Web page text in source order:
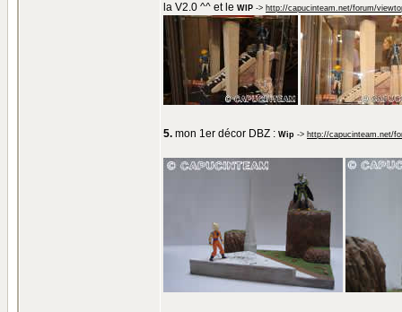
la V2.0 ^^ et le WIP -> http://capucinteam.net/forum/
5. mon 1er décor DBZ : Wip -> http://capucinteam.net/